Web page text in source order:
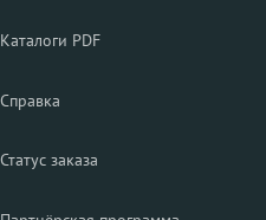
Каталоги PDF
Справка
Статус заказа